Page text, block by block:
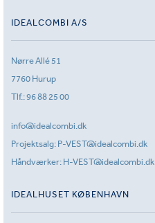
IDEALCOMBI A/S
Nørre Allé 51
7760 Hurup
Tlf.:96 88 25 00
info@idealcombi.dk
Projektsalg: P-VEST@idealcombi.dk
Håndværker: H-VEST@idealcombi.dk
IDEALHUSET KØBENHAVN